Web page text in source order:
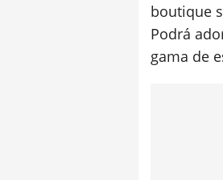
boutique
Podrá
gama de